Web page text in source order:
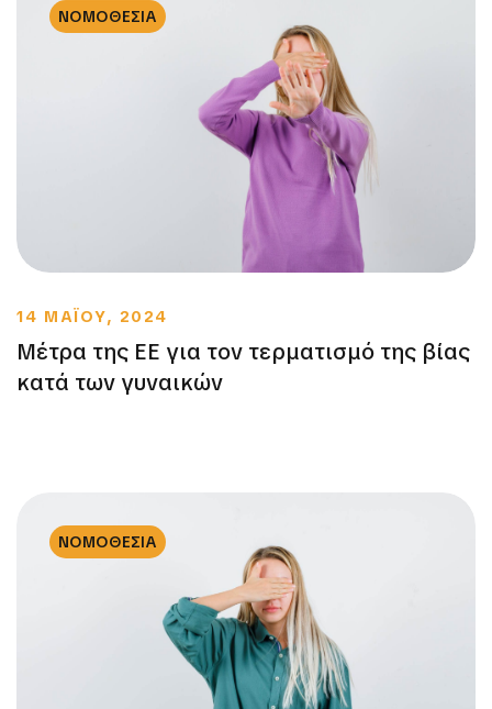
ΝΟΜΟΘΕΣΙΑ
14 ΜΑΪΟΥ, 2024
Μέτρα της ΕΕ για τον τερματισμό της βίας
κατά των γυναικών
ΝΟΜΟΘΕΣΙΑ